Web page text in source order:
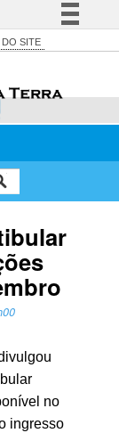
BR
DO SITE
- 10h00
no
ingresso